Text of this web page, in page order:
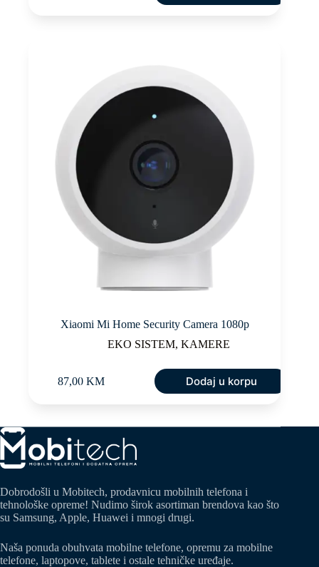
Xiaomi Mi Home Security Camera 1080p
EKO SISTEM,KAMERE
87,00 KM Dodaj u korpu
Dobrodošli u Mobitech, prodavnicu mobilnih telefona i
tehnološke opreme! Nudimo širok asortiman brendova kao što
su Samsung, Apple, Huawei i mnogi drugi.
Naša ponuda obuhvata mobilne telefone, opremu za mobilne
telefone, laptopove, tablete i ostale tehničke uređaje.